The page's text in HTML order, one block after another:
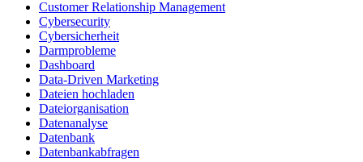
Customer Relationship Management
Cybersecurity
Cybersicherheit
Darmprobleme
Dashboard
Data-Driven Marketing
Dateien hochladen
Dateiorganisation
Datenanalyse
Datenbank
Datenbankabfragen